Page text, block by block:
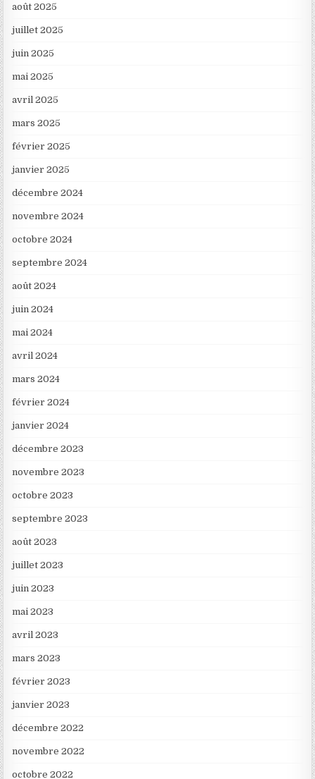
août 2025
juillet 2025
juin 2025
mai 2025
avril 2025
mars 2025
février 2025
janvier 2025
décembre 2024
novembre 2024
octobre 2024
septembre 2024
août 2024
juin 2024
mai 2024
avril 2024
mars 2024
février 2024
janvier 2024
décembre 2023
novembre 2023
octobre 2023
septembre 2023
août 2023
juillet 2023
juin 2023
mai 2023
avril 2023
mars 2023
février 2023
janvier 2023
décembre 2022
novembre 2022
octobre 2022